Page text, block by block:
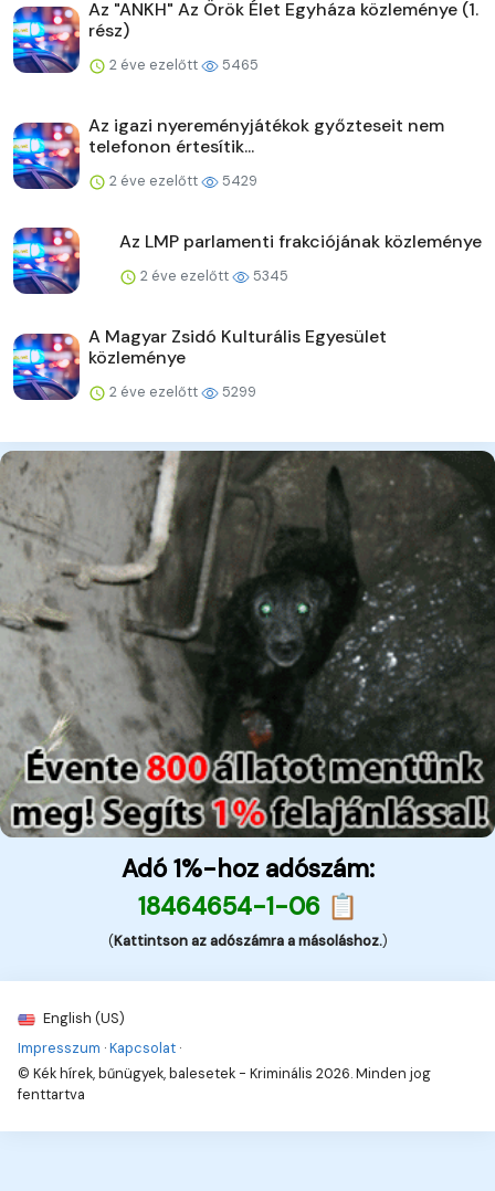
Az "ANKH" Az Örök Élet Egyháza közleménye (1.
rész)
2 éve ezelőtt 5465
Az igazi nyereményjátékok győzteseit nem
telefonon értesítik...
2 éve ezelőtt 5429
Az LMP parlamenti frakciójának közleménye
2 éve ezelőtt 5345
A Magyar Zsidó Kulturális Egyesület
közleménye
2 éve ezelőtt 5299
Adó 1%-hoz adószám:
18464654-1-06 📋
(Kattintson az adószámra a másoláshoz.)
English (US)
Impresszum ·Kapcsolat ·
© Kék hírek, bűnügyek, balesetek - Kriminális 2026. Minden jog
fenttartva